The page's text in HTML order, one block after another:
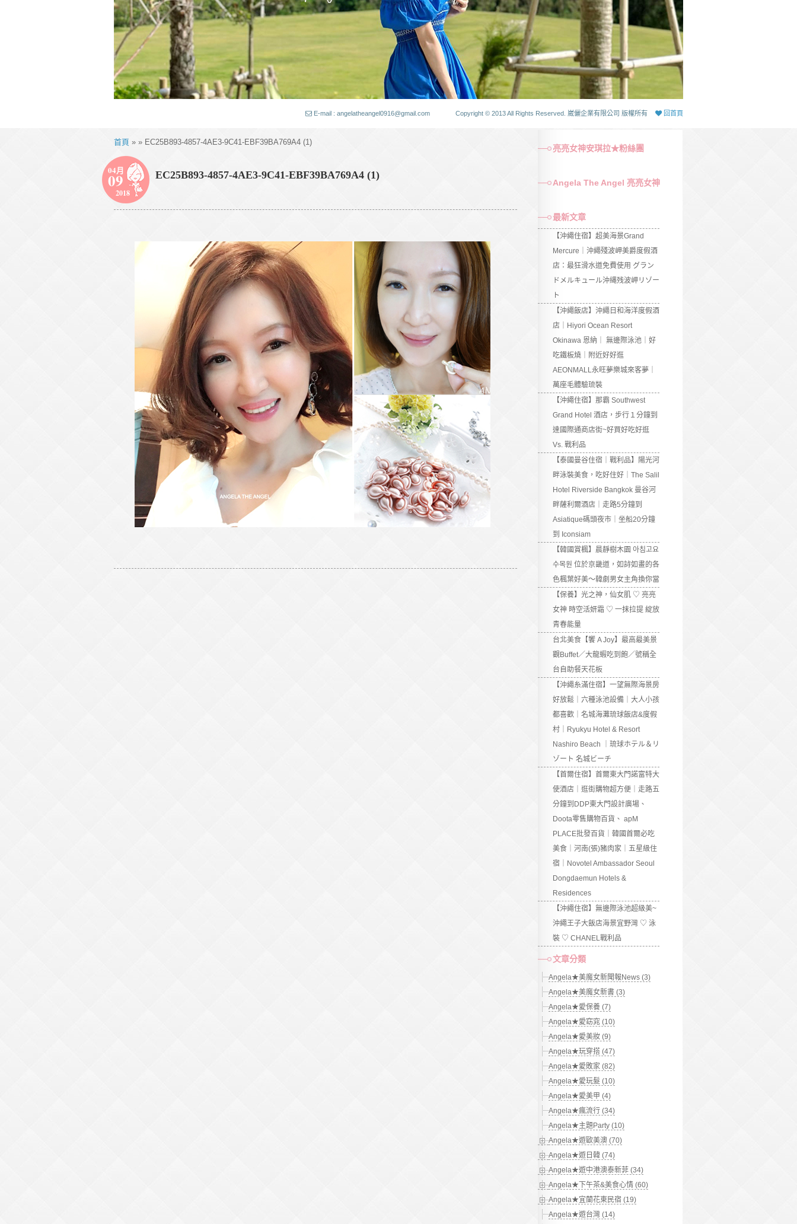
E-mail : angelatheangel0916@gmail.com Copyright © 2013 All Rights Reserved. 崴儷企業有限公司 版權所有 回首頁
首頁 » » EC25B893-4857-4AE3-9C41-EBF39BA769A4 (1)
04月
09
2018
EC25B893-4857-4AE3-9C41-EBF39BA769A4 (1)
亮亮女神安琪拉★粉絲團
Angela The Angel 亮亮女神
最新文章
【沖繩住宿】超美海景Grand
Mercure｜沖繩殘波岬美爵度假酒
店：最狂滑水道免費使用 グラン
ドメルキュール沖縄残波岬リゾー
ト
【沖繩飯店】沖繩日和海洋度假酒
店｜Hiyori Ocean Resort
Okinawa 恩納｜ 無邊際泳池｜好
吃鐵板燒｜附近好好逛
AEONMALL永旺夢樂城來客夢｜
萬座毛體驗琉裝
【沖繩住宿】那霸 Southwest
Grand Hotel 酒店，步行１分鐘到
達國際通商店街~好買好吃好逛
Vs. 戰利品
【泰國曼谷住宿｜戰利品】陽光河
畔泳裝美食，吃好住好｜The Salil
Hotel Riverside Bangkok 曼谷河
畔薩利爾酒店｜走路5分鐘到
Asiatique碼頭夜市｜坐船20分鐘
到 Iconsiam
【韓國賞楓】晨靜樹木園 아침고요
수목원 位於京畿道，如詩如畫的各
色楓葉好美～韓劇男女主角換你當
【保養】光之神，仙女肌 ♡ 亮亮
女神 時空活妍霜 ♡ 一抹拉提 綻放
青春能量
台北美食【饗 A Joy】最高最美景
觀Buffet／大龍蝦吃到飽／號稱全
台自助餐天花板
【沖繩糸滿住宿】一望無際海景房
好放鬆｜六種泳池設備｜大人小孩
都喜歡｜名城海灘琉球飯店&度假
村｜Ryukyu Hotel & Resort
Nashiro Beach ｜琉球ホテル＆リ
ゾート 名城ビーチ
【首爾住宿】首爾東大門諾富特大
使酒店｜逛街購物超方便｜走路五
分鐘到DDP東大門設計廣場、
Doota零售購物百貨、 apM
PLACE批發百貨｜韓國首爾必吃
美食｜河南(張)豬肉家｜五星級住
宿｜Novotel Ambassador Seoul
Dongdaemun Hotels &
Residences
【沖繩住宿】無邊際泳池超級美~
沖繩王子大飯店海景宜野灣 ♡ 泳
裝 ♡ CHANEL戰利品
文章分類
Angela★美魔女新聞報News (3)
Angela★美魔女新書 (3)
Angela★愛保養 (7)
Angela★愛窈窕 (10)
Angela★愛美妝 (9)
Angela★玩穿搭 (47)
Angela★愛敗家 (82)
Angela★愛玩髮 (10)
Angela★愛美甲 (4)
Angela★瘋流行 (34)
Angela★主題Party (10)
Angela★遊歐美澳 (70)
Angela★遊日韓 (74)
Angela★遊中港澳泰新菲 (34)
Angela★下午茶&美食心情 (60)
Angela★宜蘭花東民宿 (19)
Angela★遊台灣 (14)